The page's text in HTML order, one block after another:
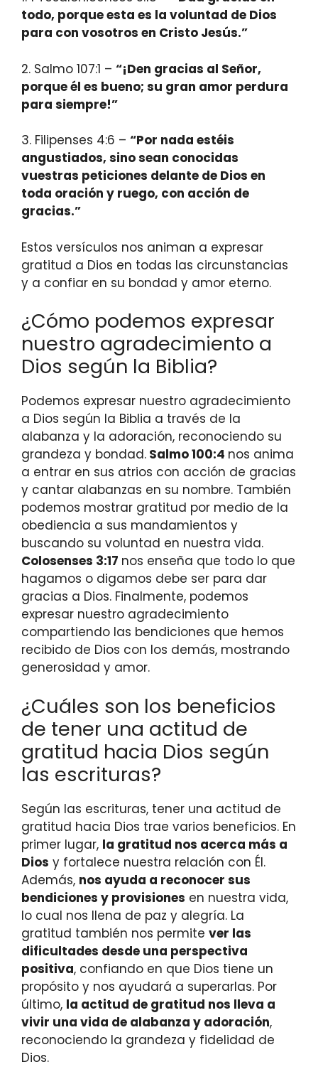
todo, porque esta es la voluntad de Dios
para con vosotros en Cristo Jesús.”
2. Salmo 107:1 – “¡Den gracias al Señor,
porque él es bueno; su gran amor perdura
para siempre!”
3. Filipenses 4:6 – “Por nada estéis
angustiados, sino sean conocidas
vuestras peticiones delante de Dios en
toda oración y ruego, con acción de
gracias.”
Estos versículos nos animan a expresar
gratitud a Dios en todas las circunstancias
y a confiar en su bondad y amor eterno.
¿Cómo podemos expresar
nuestro agradecimiento a
Dios según la Biblia?
Podemos expresar nuestro agradecimiento
a Dios según la Biblia a través de la
alabanza y la adoración, reconociendo su
grandeza y bondad. Salmo 100:4 nos anima
a entrar en sus atrios con acción de gracias
y cantar alabanzas en su nombre. También
podemos mostrar gratitud por medio de la
obediencia a sus mandamientos y
buscando su voluntad en nuestra vida.
Colosenses 3:17 nos enseña que todo lo que
hagamos o digamos debe ser para dar
gracias a Dios. Finalmente, podemos
expresar nuestro agradecimiento
compartiendo las bendiciones que hemos
recibido de Dios con los demás, mostrando
generosidad y amor.
¿Cuáles son los beneficios
de tener una actitud de
gratitud hacia Dios según
las escrituras?
Según las escrituras, tener una actitud de
gratitud hacia Dios trae varios beneficios. En
primer lugar, la gratitud nos acerca más a
Dios y fortalece nuestra relación con Él.
Además, nos ayuda a reconocer sus
bendiciones y provisiones en nuestra vida,
lo cual nos llena de paz y alegría. La
gratitud también nos permite ver las
dificultades desde una perspectiva
positiva, confiando en que Dios tiene un
propósito y nos ayudará a superarlas. Por
último, la actitud de gratitud nos lleva a
vivir una vida de alabanza y adoración,
reconociendo la grandeza y fidelidad de
Dios.